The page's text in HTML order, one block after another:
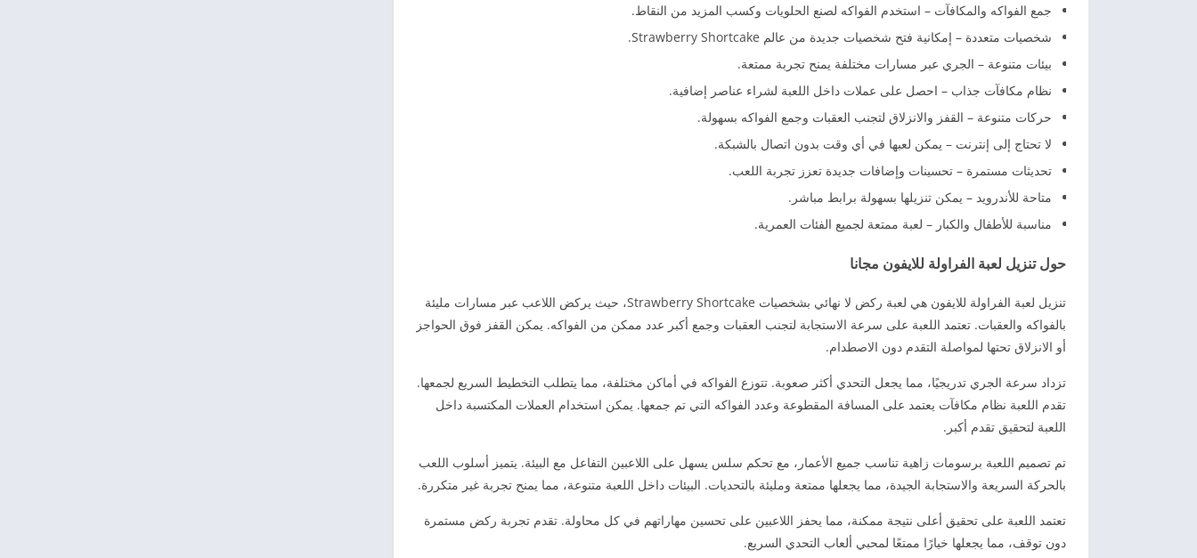
جمع الفواكه والمكافآت – استخدم الفواكه لصنع الحلويات وكسب المزيد من النقاط.
شخصيات متعددة – إمكانية فتح شخصيات جديدة من عالم Strawberry Shortcake.
بيئات متنوعة – الجري عبر مسارات مختلفة يمنح تجربة ممتعة.
نظام مكافآت جذاب – احصل على عملات داخل اللعبة لشراء عناصر إضافية.
حركات متنوعة – القفز والانزلاق لتجنب العقبات وجمع الفواكه بسهولة.
لا تحتاج إلى إنترنت – يمكن لعبها في أي وقت بدون اتصال بالشبكة.
تحديثات مستمرة – تحسينات وإضافات جديدة تعزز تجربة اللعب.
متاحة للأندرويد – يمكن تنزيلها بسهولة برابط مباشر.
مناسبة للأطفال والكبار – لعبة ممتعة لجميع الفئات العمرية.
حول تنزيل لعبة الفراولة للايفون مجانا
تنزيل لعبة الفراولة للايفون هي لعبة ركض لا نهائي بشخصيات Strawberry Shortcake، حيث يركض اللاعب عبر مسارات مليئة
بالفواكه والعقبات. تعتمد اللعبة على سرعة الاستجابة لتجنب العقبات وجمع أكبر عدد ممكن من الفواكه. يمكن القفز فوق الحواجز
أو الانزلاق تحتها لمواصلة التقدم دون الاصطدام.
تزداد سرعة الجري تدريجيًا، مما يجعل التحدي أكثر صعوبة. تتوزع الفواكه في أماكن مختلفة، مما يتطلب التخطيط السريع لجمعها.
تقدم اللعبة نظام مكافآت يعتمد على المسافة المقطوعة وعدد الفواكه التي تم جمعها. يمكن استخدام العملات المكتسبة داخل
اللعبة لتحقيق تقدم أكبر.
تم تصميم اللعبة برسومات زاهية تناسب جميع الأعمار، مع تحكم سلس يسهل على اللاعبين التفاعل مع البيئة. يتميز أسلوب اللعب
بالحركة السريعة والاستجابة الجيدة، مما يجعلها ممتعة ومليئة بالتحديات. البيئات داخل اللعبة متنوعة، مما يمنح تجربة غير متكررة.
تعتمد اللعبة على تحقيق أعلى نتيجة ممكنة، مما يحفز اللاعبين على تحسين مهاراتهم في كل محاولة. تقدم تجربة ركض مستمرة
دون توقف، مما يجعلها خيارًا ممتعًا لمحبي ألعاب التحدي السريع.